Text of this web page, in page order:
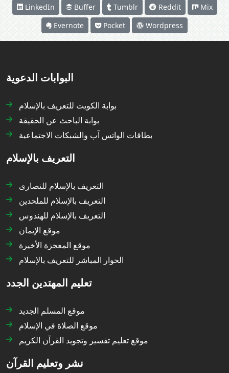
LinkedIn
Buffer Tumblr Reddit
Mix
Evernote
Pocket Wordpress
البوابات الدعوية
بوابة الكويت للتعريف بالإسلام
بوابة الباحث عن الحقيقة
بطاقات الواتس آب والشبكات الاجتماعية
التعريف بالإسلام
التعريف بالإسلام للنصارى
التعريف بالإسلام للملحدين
التعريف بالإسلام للهندوس
موقع الإيمان
موقع المعجزة الأخيرة
الحوار المباشر للتعريف بالإسلام
تعليم المهتدين الجدد
موقع المسلم الجديد
موقع الصلاة في الإسلام
موقع تعليم تفسير وتجويد القرآن الكريم
نشر وتعليم القرآن